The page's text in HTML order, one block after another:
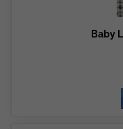
Baby